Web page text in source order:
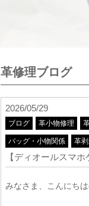
革修理ブログ
2026/05/29
ブログ 革小物修理
バッグ・小物関係 革
【ディオールスマ
みなさま、こんにち